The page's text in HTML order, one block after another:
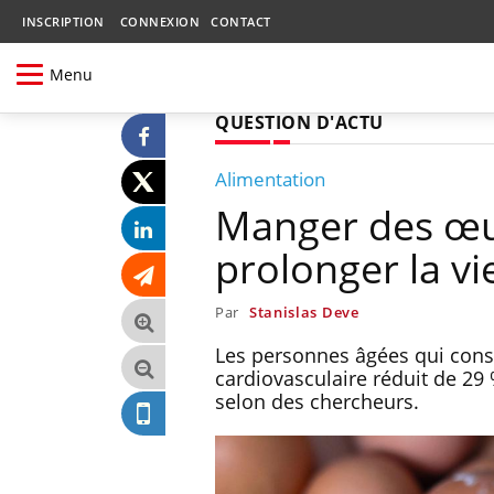
INSCRIPTION CONNEXION CONTACT
Menu
QUESTION D'ACTU
Alimentation
Manger des
prolonger la
Par Stanislas Deve
Les personnes âgées qui
cardiovasculaire réduit de
selon des chercheurs.